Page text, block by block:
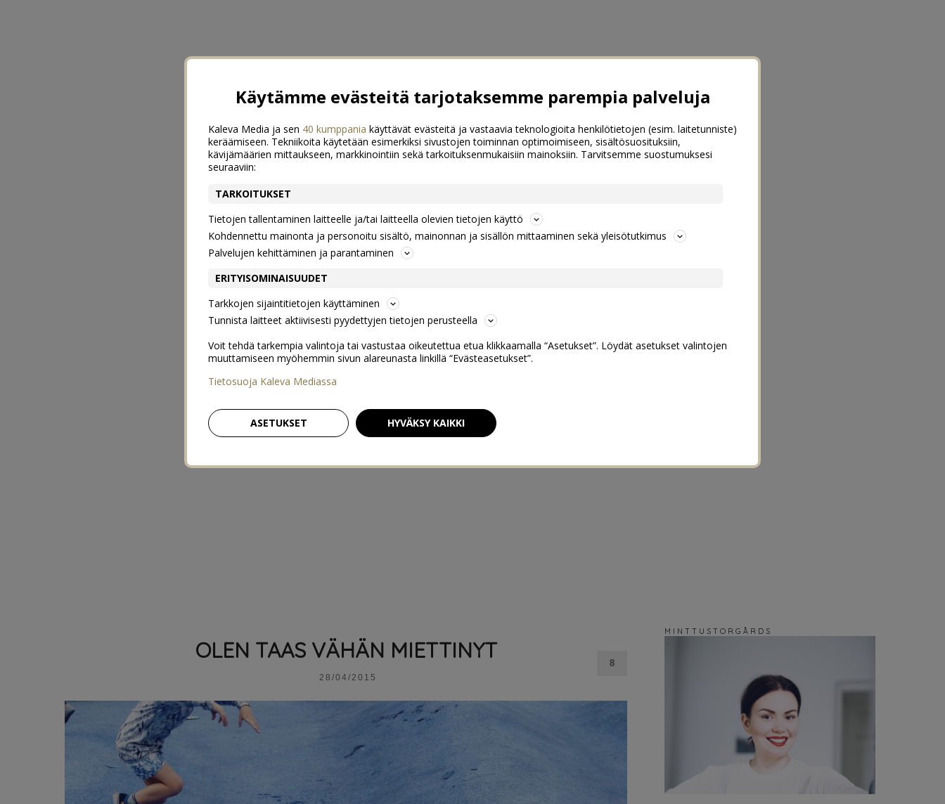
OLEN TAAS VÄHÄN MIETTINYT
28/04/2015
8
M I N T T U S T O R G Å R D S
Käytämme evästeitä tarjotaksemme parempia palveluja
Kaleva Media ja sen 40 kumppania käyttävät evästeitä ja vastaavia teknologioita henkilötietojen (esim. laitetunniste)
keräämiseen. Tekniikoita käytetään esimerkiksi sivustojen toiminnan optimoimiseen, sisältösuosituksiin,
kävijämäärien mittaukseen, markkinointiin sekä tarkoituksenmukaisiin mainoksiin. Tarvitsemme suostumuksesi
seuraaviin:
TARKOITUKSET
Tietojen tallentaminen laitteelle ja/tai laitteella olevien tietojen käyttö
Kohdennettu mainonta ja personoitu sisältö, mainonnan ja sisällön mittaaminen sekä yleisötutkimus
Palvelujen kehittäminen ja parantaminen
ERITYISOMINAISUUDET
Tarkkojen sijaintitietojen käyttäminen
Tunnista laitteet aktiivisesti pyydettyjen tietojen perusteella
Voit tehdä tarkempia valintoja tai vastustaa oikeutettua etua klikkaamalla “Asetukset”. Löydät asetukset valintojen
muuttamiseen myöhemmin sivun alareunasta linkillä “Evästeasetukset”.
Tietosuoja Kaleva Mediassa
ASETUKSET HYVÄKSY KAIKKI